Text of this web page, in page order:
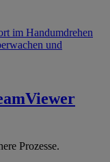
im Handumdrehen
und
Prozesse.